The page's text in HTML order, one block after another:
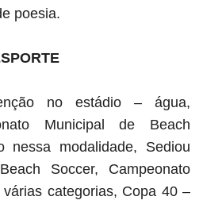
poesia.
no estádio – água,
Municipal de Beach
nessa modalidade, Sediou
Soccer, Campeonato
categorias, Copa 40 –